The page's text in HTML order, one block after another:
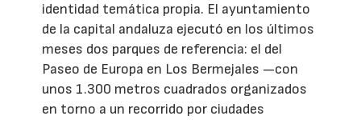
identidad temática propia. El ayuntamiento
de la capital andaluza ejecutó en los últimos
meses dos parques de referencia: el del
Paseo de Europa en Los Bermejales —con
unos 1.300 metros cuadrados organizados
en torno a un recorrido por ciudades